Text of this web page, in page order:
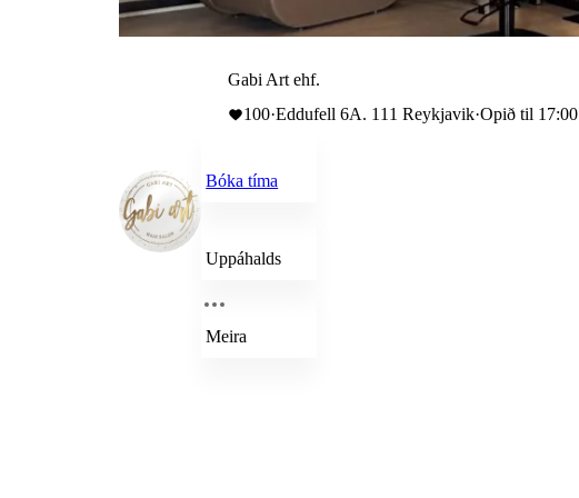
Gabi Art ehf.
100·Eddufell 6A. 111 Reykjavik·Opið til 17:00
Bóka tíma
Uppáhalds
Meira